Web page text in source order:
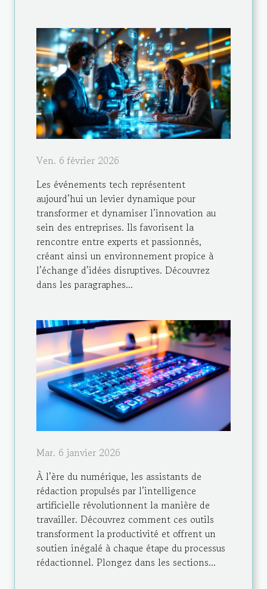
Ven. 6 février 2026
Les événements tech représentent
aujourd’hui un levier dynamique pour
transformer et dynamiser l’innovation au
sein des entreprises. Ils favorisent la
rencontre entre experts et passionnés,
créant ainsi un environnement propice à
l’échange d’idées disruptives. Découvrez
dans les paragraphes...
Mar. 6 janvier 2026
À l’ère du numérique, les assistants de
rédaction propulsés par l’intelligence
artificielle révolutionnent la manière de
travailler. Découvrez comment ces outils
transforment la productivité et offrent un
soutien inégalé à chaque étape du processus
rédactionnel. Plongez dans les sections...